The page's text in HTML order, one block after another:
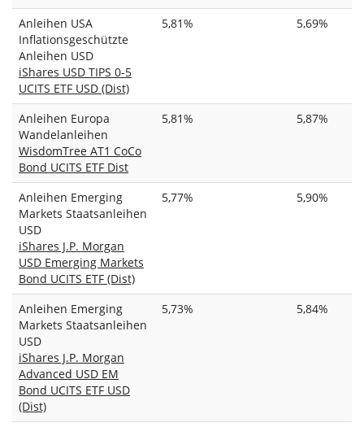
Anleihen USA
Inflationsgeschützte
Anleihen USD
iShares USD TIPS 0-5
UCITS ETF USD (Dist)
5,81% 5,69%
Anleihen Europa
Wandelanleihen
WisdomTree AT1 CoCo
Bond UCITS ETF Dist
5,81% 5,87%
Anleihen Emerging
Markets Staatsanleihen
USD
iShares J.P. Morgan
USD Emerging Markets
Bond UCITS ETF (Dist)
5,77% 5,90%
Anleihen Emerging
Markets Staatsanleihen
USD
iShares J.P. Morgan
Advanced USD EM
Bond UCITS ETF USD
(Dist)
5,73% 5,84%